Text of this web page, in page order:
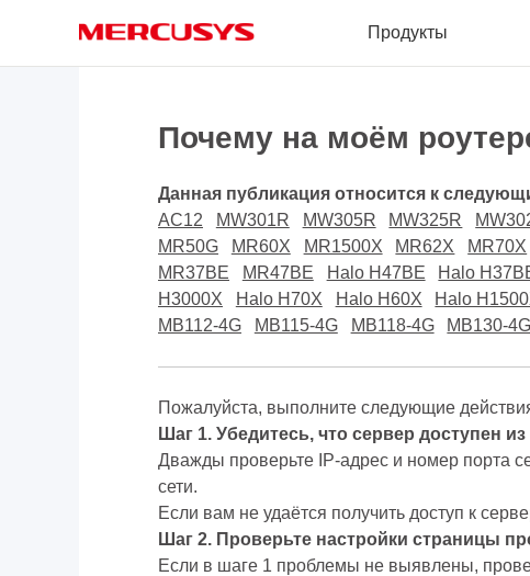
Продукты
Почему на моём
Данная публикация относится к
AC12
MW301R MW305R MW325R
MR50G
MR60X MR1500X MR62X MR70X
MR37BE
MR47BE Halo H47BE Halo
H3000X
Halo H70X Halo H60X Halo
MB112-4G
MB115-4G MB118-4G MB130-4G
Пожалуйста, выполните следующие
Шаг 1. Убедитесь, что сервер доступен
Дважды проверьте IP-адрес и номер порта
сети.
Если вам не удаётся получить доступ к
Шаг 2. Проверьте настройки страницы
Если в шаге 1 проблемы не выявлены,